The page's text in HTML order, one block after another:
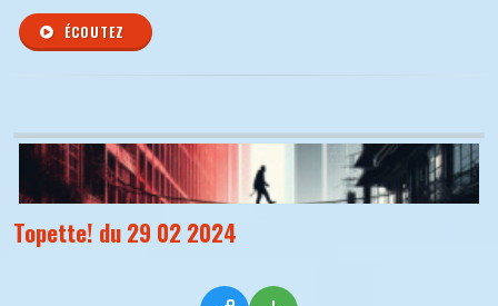
ÉCOUTEZ
Topette! du 29 02 2024